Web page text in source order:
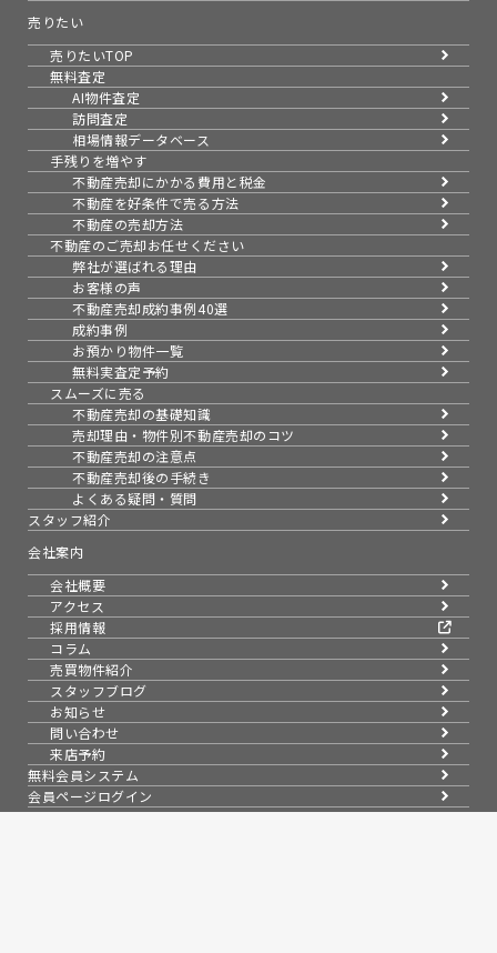
売りたい
売りたいTOP
無料査定
AI物件査定
訪問査定
相場情報データベース
手残りを増やす
不動産売却にかかる費用と税金
不動産を好条件で売る方法
不動産の売却方法
不動産のご売却お任せください
弊社が選ばれる理由
お客様の声
不動産売却成約事例40選
成約事例
お預かり物件一覧
無料実査定予約
スムーズに売る
不動産売却の基礎知識
売却理由・物件別不動産売却のコツ
不動産売却の注意点
不動産売却後の手続き
よくある疑問・質問
スタッフ紹介
会社案内
会社概要
アクセス
採用情報
コラム
売買物件紹介
スタッフブログ
お知らせ
問い合わせ
来店予約
無料会員システム
会員ページログイン
プライバシーポリシー